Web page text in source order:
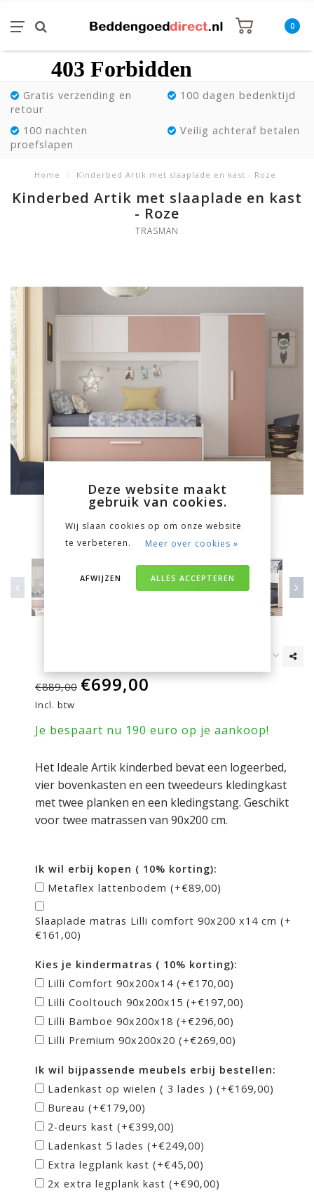
0
Gratis verzending en
retour
100 dagen bedenktijd
100 nachten
proefslapen
Veilig achteraf betalen
Home / Kinderbed Artik met slaaplade en kast - Roze
Kinderbed Artik met slaaplade en kast
- Roze
TRASMAN
€889,00 €699,00
Incl. btw
Je bespaart nu 190 euro op je aankoop!
Het Ideale Artik kinderbed bevat een logeerbed,
vier bovenkasten en een tweedeurs kledingkast
met twee planken en een kledingstang. Geschikt
voor twee matrassen van 90x200 cm.
Ik wil erbij kopen ( 10% korting):
Metaflex lattenbodem (+€89,00)
Slaaplade matras Lilli comfort 90x200 x14 cm (+
€161,00)
Kies je kindermatras ( 10% korting):
Lilli Comfort 90x200x14 (+€170,00)
Lilli Cooltouch 90x200x15 (+€197,00)
Lilli Bamboe 90x200x18 (+€296,00)
Lilli Premium 90x200x20 (+€269,00)
Ik wil bijpassende meubels erbij bestellen:
Ladenkast op wielen ( 3 lades ) (+€169,00)
Bureau (+€179,00)
2-deurs kast (+€399,00)
Ladenkast 5 lades (+€249,00)
Extra legplank kast (+€45,00)
2x extra legplank kast (+€90,00)
Deze website maakt
gebruik van cookies.
Wij slaan cookies op om onze website
te verbeteren.
Meer over cookies »
ALLES ACCEPTEREN
AFWIJZEN